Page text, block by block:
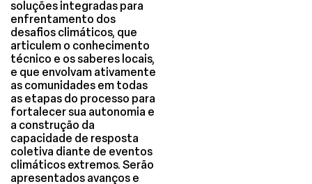
soluções integradas para
enfrentamento dos
desafios climáticos, que
articulem o conhecimento
técnico e os saberes locais,
e que envolvam ativamente
as comunidades em todas
as etapas do processo para
fortalecer sua autonomia e
a construção da
capacidade de resposta
coletiva diante de eventos
climáticos extremos. Serão
apresentados avanços e